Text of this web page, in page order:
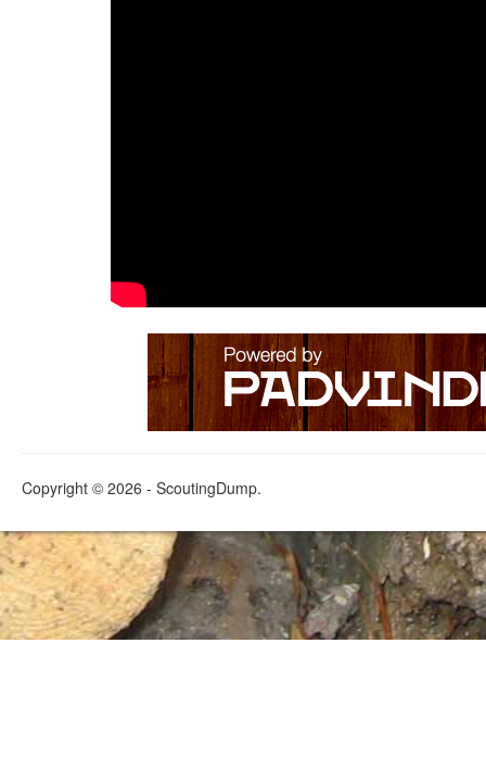
Copyright © 2026 - ScoutingDump.